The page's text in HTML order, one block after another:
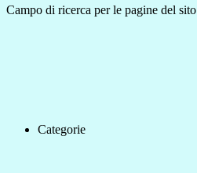
Campo di ricerca per le pagine del sito
Categorie